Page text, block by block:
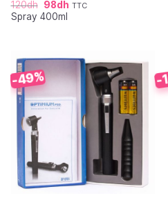
Note5.00
sur 5
120dh 98dh TTC
Spray 400ml
-49% -